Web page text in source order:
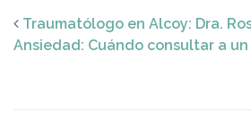
Traumatólogo en Alcoy: Dra.
Ansiedad: Cuándo consultar a